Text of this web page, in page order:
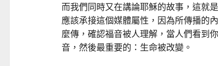
而我們同時又在講論耶穌的故事，這就
應該承接這個媒體屬性，因為所傳播的
麼傳，確認福音被人理解，當人們看到
音，然後最重要的：生命被改變。